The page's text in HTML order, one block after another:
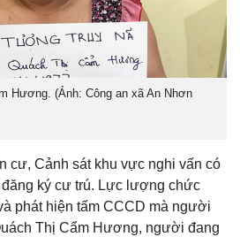
Hương. (Ảnh: Công an xã An Nhơn
cư, Cảnh sát khu vực nghi vấn có
ký cư trú. Lực lượng chức
phát hiện tấm CCCD mà người
Thị Cẩm Hương, người đang